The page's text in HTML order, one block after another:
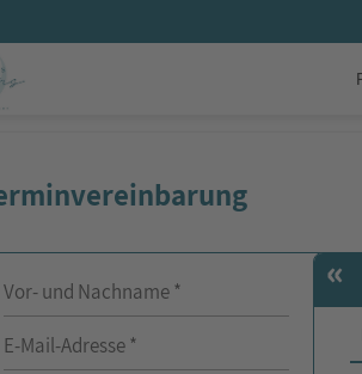
Vor- und Nachname *
E-Mail-Adresse *
«